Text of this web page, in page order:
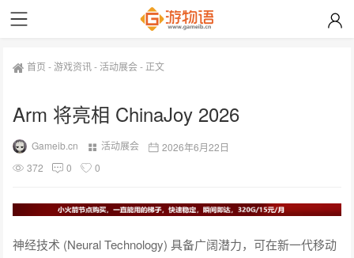
首页 -游戏资讯-活动展会- 正文
Arm 将亮相 ChinaJoy 2026
Gameib.cn 活动展会
2026年6月22日
372
0 0
神经技术 (Neural Technology) 具备广阔潜力，可在新一代移动